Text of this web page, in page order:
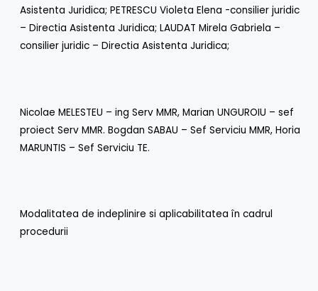
Asistenta Juridica; PETRESCU Violeta Elena -consilier juridic
– Directia Asistenta Juridica; LAUDAT Mirela Gabriela –
consilier juridic – Directia Asistenta Juridica;
Nicolae MELESTEU – ing Serv MMR, Marian UNGUROIU – sef
proiect Serv MMR. Bogdan SABAU – Sef Serviciu MMR, Horia
MARUNTIS – Sef Serviciu TE.
Modalitatea de indeplinire si aplicabilitatea în cadrul
procedurii